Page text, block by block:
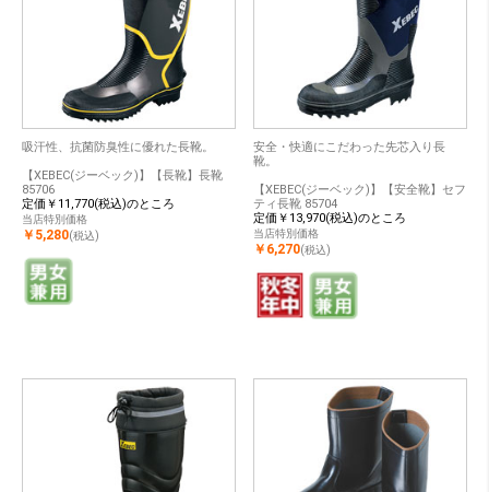
吸汗性、抗菌防臭性に優れた長靴。
【XEBEC(ジーベック)】【長靴】長靴
85706
定価￥11,770(税込)のところ
当店特別価格
￥5,280(税込)
安全・快適にこだわった先芯入り長
靴。
【XEBEC(ジーベック)】【安全靴】セフ
ティ長靴 85704
定価￥13,970(税込)のところ
当店特別価格
￥6,270(税込)